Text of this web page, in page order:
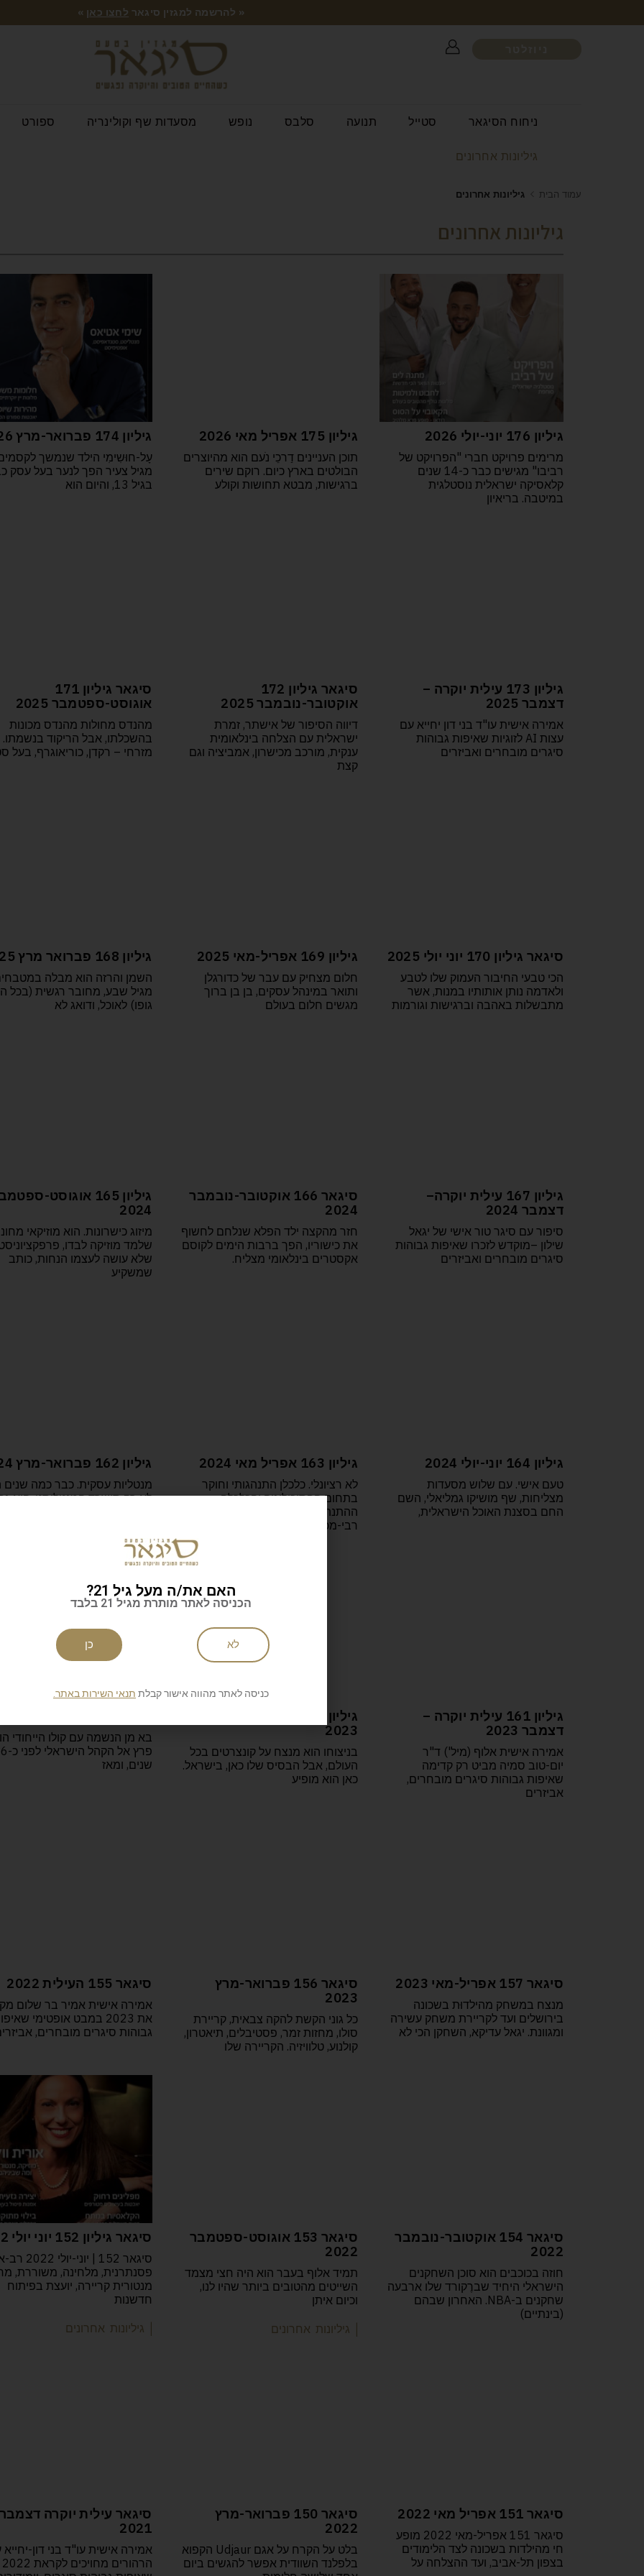
« להרשמה למגזין סיגאר לחצו כאן »
ניחוח הסיגאר סטייל תנועה סלבס נופש מסעדות שף וקולינריה ספורט
גיליונות אחרונים
עמוד הבית גיליונות אחרונים
גיליונות אחרונים
גיליון 176 יוני-יולי 2026
מרימים פרויקט חברי "הפרויקט של
רביבו" מגישים כבר כ-14 שנים
קלאסיקה ישראלית נוסטלגית
במיטבה. בריאיון
גיליון 175 אפריל מאי 2026
תוכן העניינים דַרכֵי נֹעם הוא מהיוצרים
הבולטים בארץ כיום. רוקם שירים
ברגישות, מבטא תחושות וקולע
גיליון 174 פברואר-מרץ 2026
עָל-חוּשִימִי הילד שנמשך
מגיל צעיר הפך לנער בעל עסק
בגיל 13, והיום הוא
גיליון 173 עילית יוקרה –
דצמבר 2025
אמירה אישית עו"ד בני דון יחייא עם
עצות AI לזוגיות שאיפות גבוהות
סיגרים מובחרים ואביזרים
סיגאר גיליון 172
אוקטובר-נובמבר 2025
דיווה הסיפור של אישתר, זמרת
ישראלית עם הצלחה בינלאומית
ענקית, מורכב מכישרון, אמביציה וגם
קצת
סיגאר גיליון 171
אוגוסט-ספטמבר 2025
מהנדס מחולות מהנדס מכונות
בהשכלתו, אבל הריקוד בנשמתו.
מזרחי – רקדן, כוריאוגרף, בעל
סיגאר גיליון 170 יוני יולי 2025
הכי טבעי החיבור העמוק שלו לטבע
ולאדמה נותן אותותיו במנות, אשר
מתבשלות באהבה וברגישות וגורמות
גיליון 169 אפריל-מאי 2025
חלום מצחיק עם עבר של כדורגלן
ותואר במינהל עסקים, בן בן ברוך
מגשים חלום בעולם
גיליון 168 פברואר מרץ 2025
השמן והרזה הוא מבלה
מגיל שבע, מחובר רגשית (בכל
גופו) לאוכל, ודואג לא
גיליון 167 עילית יוקרה–
דצמבר 2024
סיפור עם סיגר טור אישי של יגאל
שילון –מוקדש לזכרו שאיפות גבוהות
סיגרים מובחרים ואביזרים
סיגאר 166 אוקטובר-נובמבר
2024
חזר מהקצה ילד הפלא שנלחם לחשוף
את כישוריו, הפך ברבות הימים לקוסם
אקסטרים בינלאומי מצליח.
גיליון 165 אוגוסט-
2024
מיזוג כישרונות. הוא מוזיקאי
שלמד מוזיקה לבדו,
שלא עושה לעצמו הנחות, כותב
שמשקיע
גיליון 164 יוני-יולי 2024
טעם אישי. עם שלוש מסעדות
מצליחות, שף מושיקו גמליאלי, השם
החם בסצנת האוכל הישראלית,
גיליון 163 אפריל מאי 2024
לא רציונלי. כלכלן התנהגותי וחוקר
בתחום הפסיכולוגיה והכלכלה
ההתנהגותית, אבל גם מחבר
רבי-מכר, גיבור סדרת
גיליון 162 פברואר-מרץ 2024
מנטליות עסקית. כבר כמה שנים
לא רק סושרד המנטליסט, הוא
גיליון 161 עילית יוקרה –
דצמבר 2023
אמירה אישית אלוף (מיל') ד"ר
יום-טוב סמיה מביט רק קדימה
שאיפות גבוהות סיגרים מובחרים,
אביזרים
2023
בניצוחו הוא מנצח על קונצרטים בכל
העולם, אבל הבסיס שלו כאן, בישראל.
כאן הוא מופיע
בא מן הנשמה עם קולו הייחודי
פרץ אל
שנים, ומאז
סיגאר 157 אפריל-מאי 2023
מנצח במשחק מהילדוּת בשכונה
בירושלים ועד לקריירת משחק עשירה
ומגוונת. יגאל עדיקא, השחקן הכי לא
סיגאר 156 פברואר-מרץ
2023
כל גוני הקשת להקה צבאית, קריירת
סולו, מחזות זמר, פסטיבלים, תיאטרון,
קולנוע, טלוויזיה. הקריירה שלו
סיגאר 155 העילית 2022
אמירה אישית אמיר בר שלום
את 2023 במבט אופטימי
גבוהות סיגרים מובחרים,
סיגאר 154 אוקטובר-נובמבר
2022
חוזה בכוכבים הוא סוכן השחקנים
הישראלי היחיד שברֶקורד שלו ארבעה
שחקנים ב-NBA. האחרון שבהם
(בינתיים)
סיגאר 153 אוגוסט-ספטמבר
2022
תמיד אלוף בעבר הוא היה חצי מצמד
השייטים מהטובים ביותר שהיו לנו,
וכיום איתן
| גיליונות אחרונים
סיגאר גיליון 152 יוני יולי 2022
סיגאר 152 |
פסנתרנית, מלחינה, משוררת,
מנטורית קריירה, יועצת בפיתוח
חדשנות
| גיליונות אחרונים
סיגאר 151 אפריל מאי 2022
סיגאר 151 אפריל-מאי 2022 מופע
חי מהילדות בשכונה לצד הלימודים
בצפון תל-אביב, ועד ההצלחה על
סיגאר 150 פברואר-מרץ
2022
בלט על הקרח על אגם Udjaur הקפוא
בלפלנד השוודית אפשר להגשים ביום
סיגאר עילית יוקרה
2021
אמירה אישית עו"ד בני דון-
הרהורים מחויכים לקראת 2022
האם את/ה מעל גיל 21?
הכניסה לאתר מותרת מגיל 21 בלבד
לא כן
כניסה לאתר מהווה אישור קבלת תנאי השירות באתר.